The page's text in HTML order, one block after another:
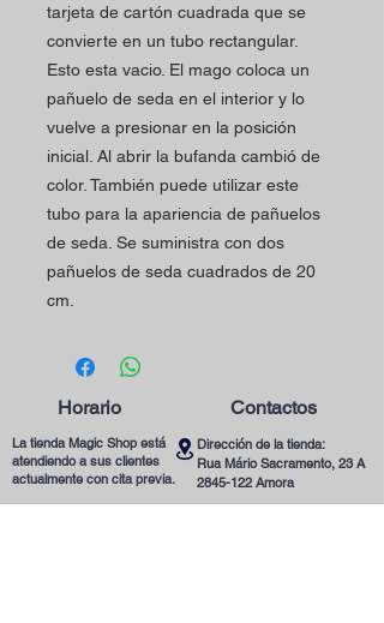
tarjeta de cartón cuadrada que se
convierte en un tubo rectangular.
Esto esta vacio. El mago coloca un
pañuelo de seda en el interior y lo
vuelve a presionar en la posición
inicial. Al abrir la bufanda cambió de
color. También puede utilizar este
tubo para la apariencia de pañuelos
de seda. Se suministra con dos
pañuelos de seda cuadrados de 20
cm.
Horario
La tienda Magic Shop está
atendiendo a sus clientes
actualmente con cita previa.
Contactos
Dirección de la tienda:
Rua Mário Sacramento, 23 A
2845-122 Amora